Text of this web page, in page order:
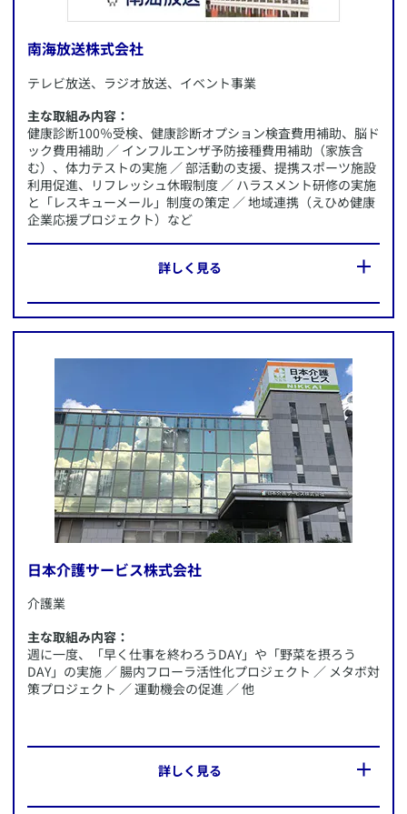
​この企業のWebサイトへ
​​AXA-A2-2008-0402/9F7
​この企業のWebサイトへ
南海放送株式会社
​テレビ放送、ラジオ放送、イベント事業
主な取組み内容：
健康診断100％受検、健康診断オプション検査費用補助、脳ド
ック費用補助 ／ インフルエンザ予防接種費用補助（家族含
む）、体力テストの実施 ／ 部活動の支援、提携スポーツ施設
利用促進、リフレッシュ休暇制度 ／ ハラスメント研修の実施
と「レスキューメール」制度の策定 ／ 地域連携（えひめ健康
企業応援プロジェクト）など
​詳しく見る
愛媛県松山市
施策内容：
・健康診断100%受検、健康診断オプション検査費用補助、脳
ドック費用補助
・インフルエンザ予防接種費用補助（家族含む）、体力テス
トの実施
・部活動の支援、提携スポーツ施設利用促進、リフレッシュ
休暇制度
・ハラスメント研修の実施と「レスキューメール」制度の策
・地域連携（えひめ健康企業応援プロジェクト）など
日本介護サービス株式会社
​介護業
主な取組み内容：
週に一度、「早く仕事を終わろうDAY」や「野菜を摂ろう
DAY」の実施 ／ 腸内フローラ活性化プロジェクト ／ メタボ対
策プロジェクト ／ 運動機会の促進 ／ 他
​詳しく見る